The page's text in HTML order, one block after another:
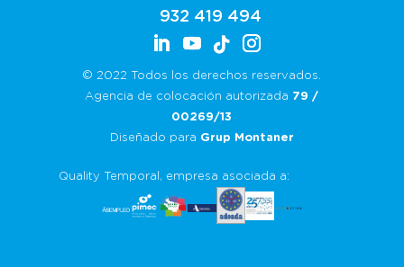
932 419 494
© 2022 Todos los derechos reservados.
Agencia de colocación autorizada 79 /
00269/13
Diseñado para Grup Montaner
Quality Temporal, empresa asociada a: